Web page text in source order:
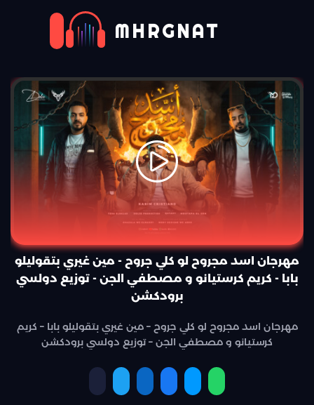
MHRGNAT
مهرجان اسد مجروح لو كلي جروح - مين غيري بتقوليلو
بابا - كريم كرستيانو و مصطفي الجن - توزيع دولسي
برودكشن
مهرجان اسد مجروح لو كلي جروح – مين غيري بتقوليلو بابا – كريم
كرستيانو و مصطفي الجن – توزيع دولسي برودكشن